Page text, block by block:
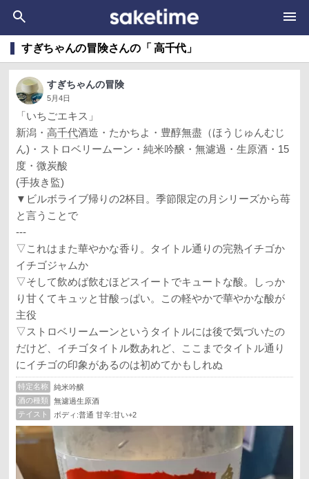
すぎちゃんの冒険さんの「 高千代」
すぎちゃんの冒険
5月4日
「いちごエキス」
新潟・高千代酒造・たかちよ・豊醇無盡（ほうじゅんむじ
ん)・ストロベリームーン・純米吟醸・無濾過・生原酒・15
度・微炭酸
(手抜き監)
▼ビルボライブ帰りの2杯目。季節限定の月シリーズから苺
と言うことで
---
▽ これはまた華やかな香り。タイトル通りの完熟イチゴか
イチゴジャムか
▽そして飲めば飲むほどスイートでキュートな酸。しっか
り甘くてキュッと甘酸っぱい。この軽やかで華やかな酸が
主役
▽ストロベリームーンというタイトルには後で気づいたの
だけど、イチゴタイトル数あれど、ここまでタイトル通り
にイチゴの印象があるのは初めてかもしれぬ
特定名称
純米吟醸
酒の種類
無濾過生原酒
テイスト
ボディ:普通 甘辛:甘い+2